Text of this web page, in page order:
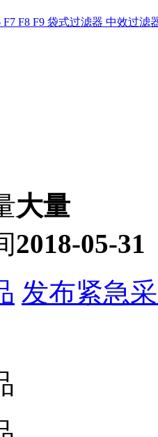
F8 F9 袋式过滤器 中效过滤
大量
2018-05-31
发布紧急